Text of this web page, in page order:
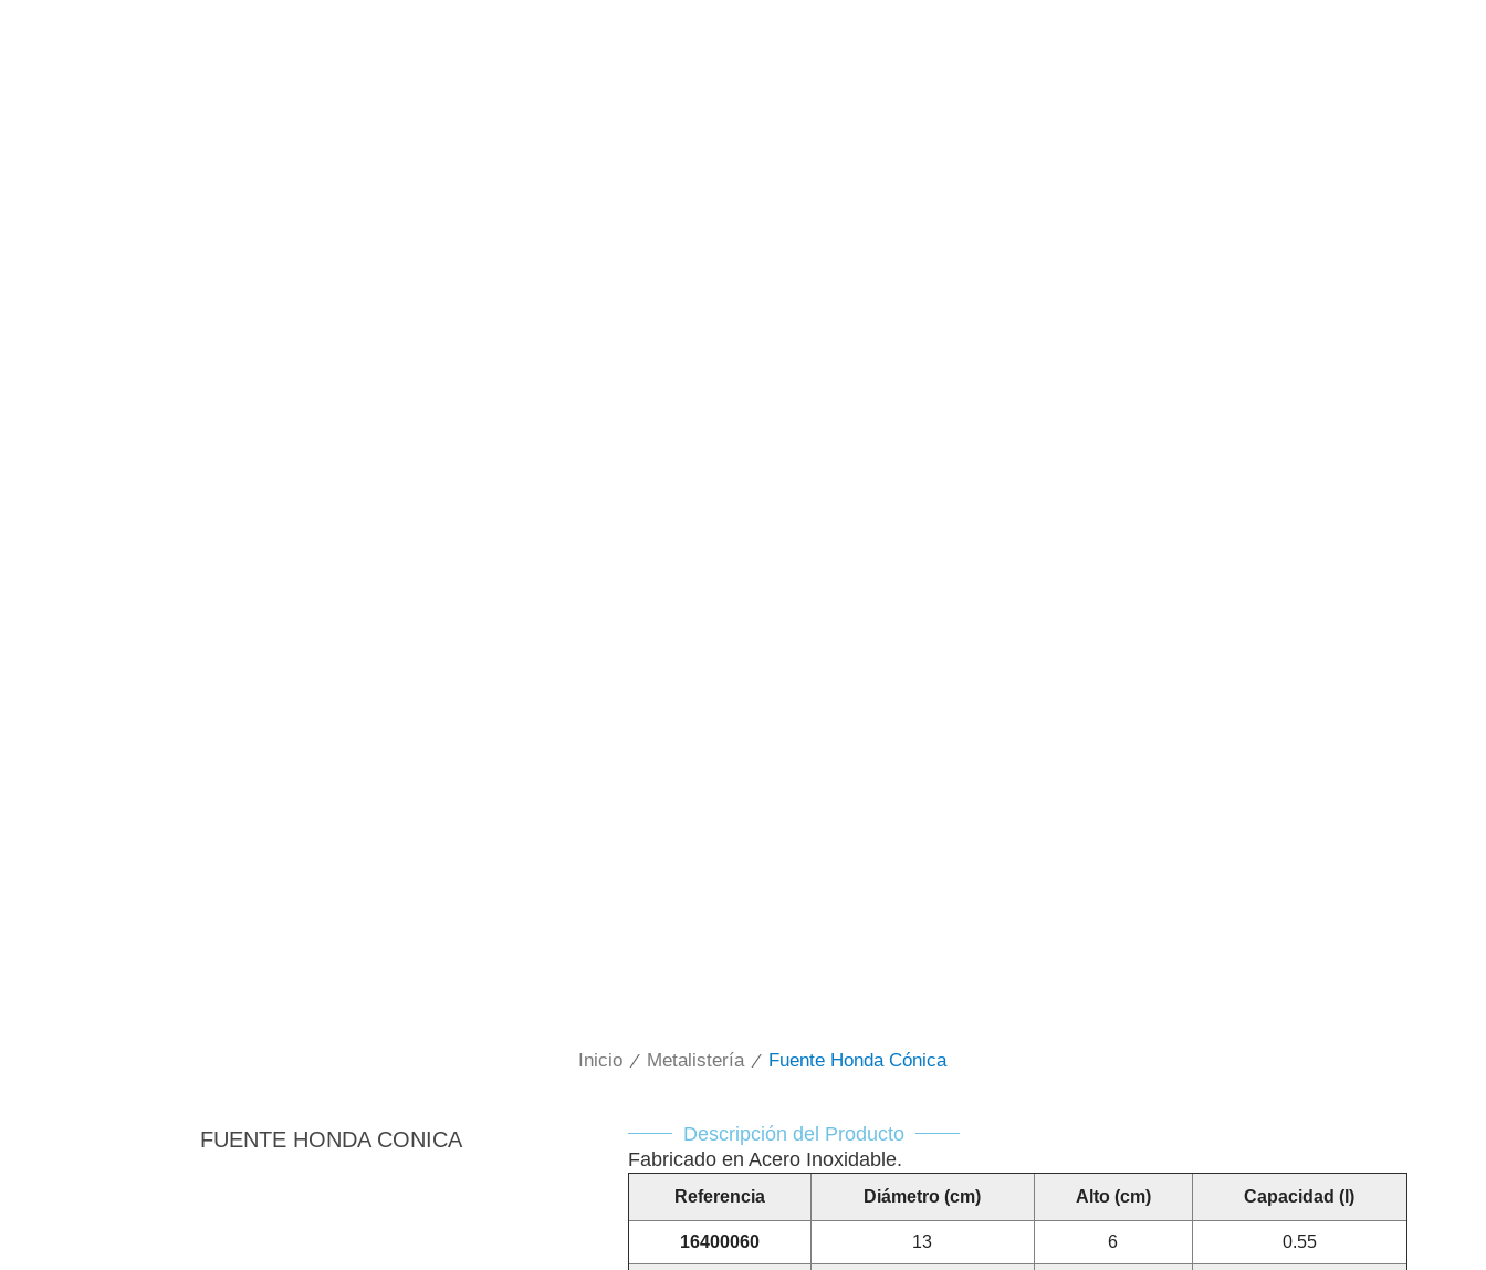
Inicio / Metalistería / Fuente Honda Cónica
FUENTE HONDA CONICA
Descripción del Producto
Fabricado en Acero Inoxidable.
Referencia Diámetro (cm) Alto (cm) Capacidad (l)
16400060 13 6 0.55